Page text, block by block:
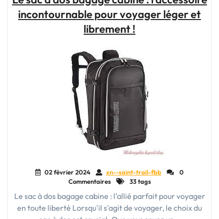
cabine
:
le
compagnon
voyage
polyvalent
et
pratique"
incontournable pour voyager léger et
librement !
02 février 2024 xn--saint-trail-fbb
0
Commentaires
33 tags
Le sac à dos bagage cabine : l'allié parfait pour voyager
en toute liberté Lorsqu'il s'agit de voyager, le choix du